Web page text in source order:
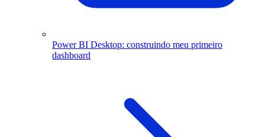
Power BI Desktop: construindo meu primeiro
dashboard